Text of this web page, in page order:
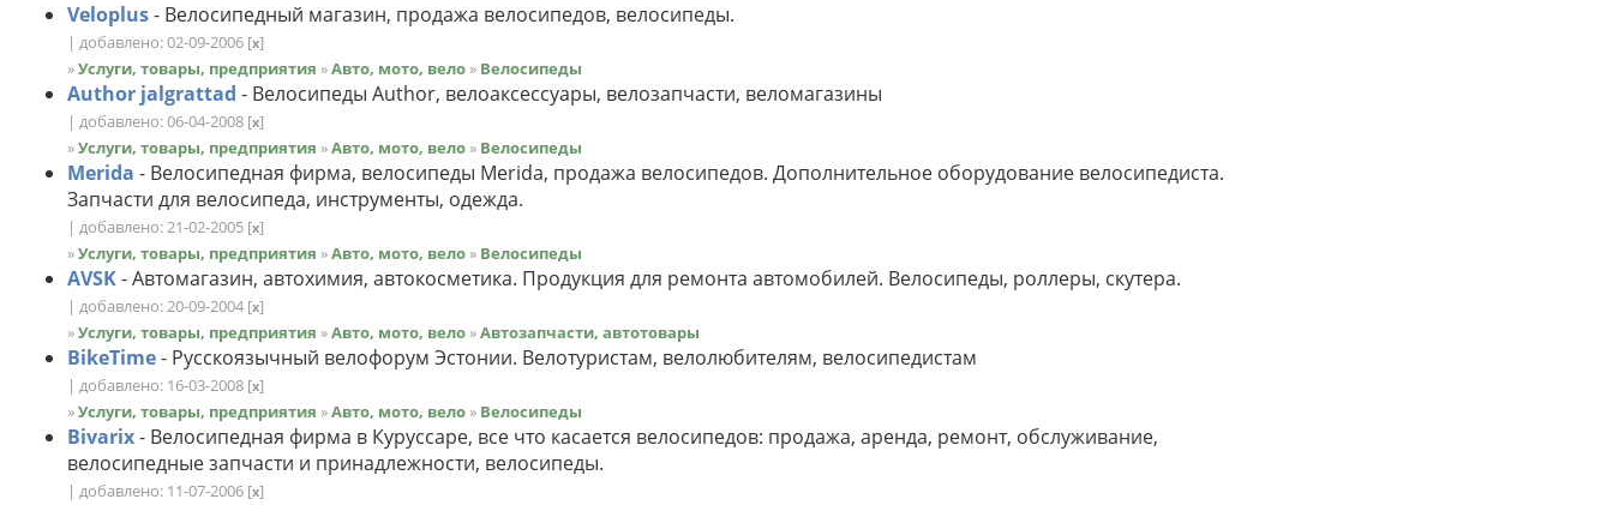
Veloplus- Велосипедный магазин, продажа велосипедов, велосипеды.
| добавлено: 02-09-2006 [x]
»Услуги, товары, предприятия »Авто, мото, вело » Велосипеды
Author jalgrattad - Велосипеды Author, велоаксессуары, велозапчасти, веломагазины
| добавлено: 06-04-2008 [x]
»Услуги, товары, предприятия »Авто, мото, вело » Велосипеды
Merida - Велосипедная фирма, велосипеды Merida, продажа велосипедов. Дополнительное оборудование велосипедиста.
Запчасти для велосипеда, инструменты, одежда.
| добавлено: 21-02-2005 [x]
»Услуги, товары, предприятия »Авто, мото, вело » Велосипеды
AVSK- Автомагазин, автохимия, автокосметика. Продукция для ремонта автомобилей. Велосипеды, роллеры, скутера.
| добавлено: 20-09-2004 [x]
»Услуги, товары, предприятия »Авто, мото, вело »Автозапчасти, автотовары
BikeTime- Русскоязычный велофорум Эстонии. Велотуристам, велолюбителям, велосипедистам
| добавлено: 16-03-2008 [x]
»Услуги, товары, предприятия »Авто, мото, вело » Велосипеды
Bivarix- Велосипедная фирма в Куруссаре, все что касается велосипедов: продажа, аренда, ремонт, обслуживание,
велосипедные запчасти и принадлежности, велосипеды.
| добавлено: 11-07-2006 [x]